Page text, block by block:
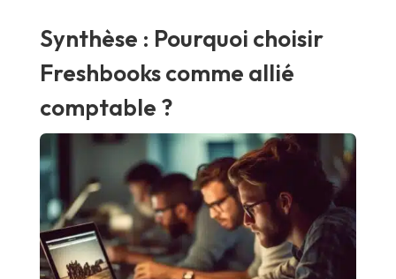
Synthèse : Pourquoi choisir
Freshbooks comme allié
comptable ?